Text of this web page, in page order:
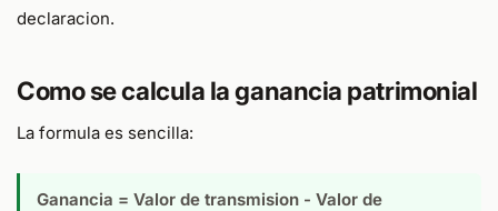
declaracion.
Como se calcula la ganancia patrimonial
La formula es sencilla:
Ganancia = Valor de transmision - Valor de